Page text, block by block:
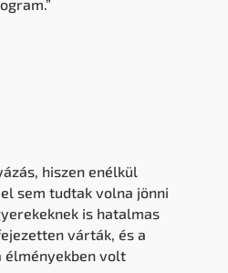
hiszen enélkül
sem tudtak volna jönni
is hatalmas
várták, és a
élményekben volt